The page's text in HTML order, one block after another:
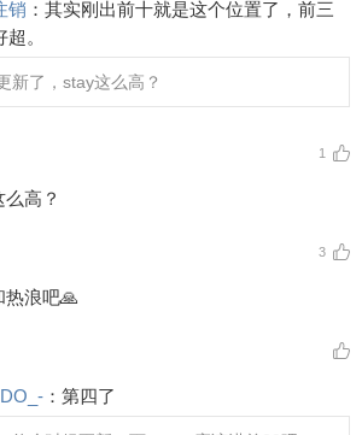
销 ： 其实刚出前十就是这个位置了，前三
。
新了，stay这么高？
1
高？
3
热浪吧🙏
： 第四了